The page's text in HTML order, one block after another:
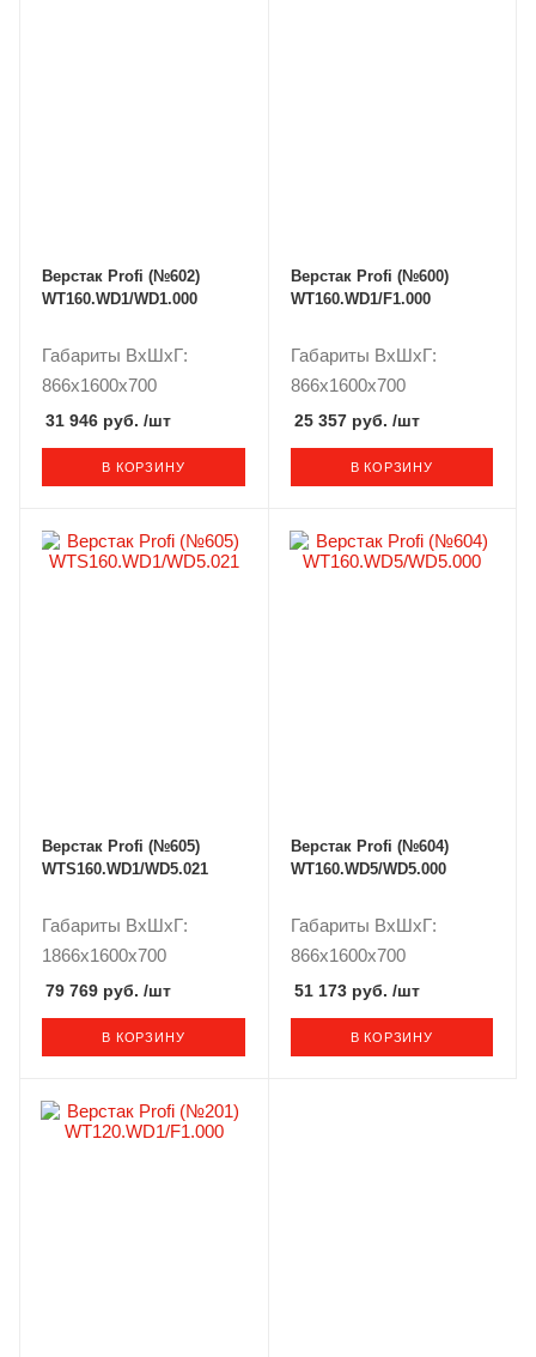
Верстак Profi (№602)
WT160.WD1/WD1.000
Габариты ВxШxГ:
866x1600x700
31 946 руб. /шт
В КОРЗИНУ
Верстак Profi (№600)
WT160.WD1/F1.000
Габариты ВxШxГ:
866x1600x700
25 357 руб. /шт
В КОРЗИНУ
Верстак Profi (№605)
WTS160.WD1/WD5.021
Габариты ВxШxГ:
1866x1600x700
79 769 руб. /шт
В КОРЗИНУ
Верстак Profi (№604)
WT160.WD5/WD5.000
Габариты ВxШxГ:
866x1600x700
51 173 руб. /шт
В КОРЗИНУ